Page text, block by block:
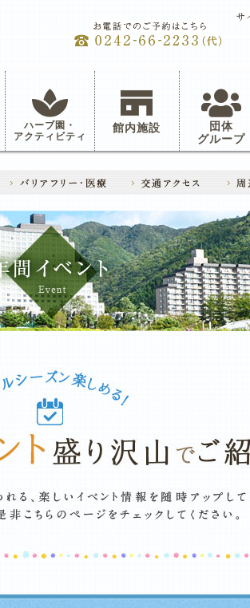
ハーブ園・
アクティビティ
館内施設
団体
グループ